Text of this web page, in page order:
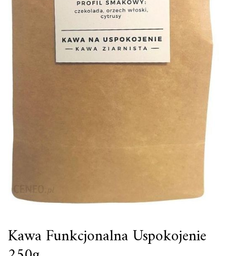
Kawa Funkcjonalna Uspokojenie